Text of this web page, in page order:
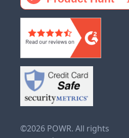
©2026 POWR. All rights